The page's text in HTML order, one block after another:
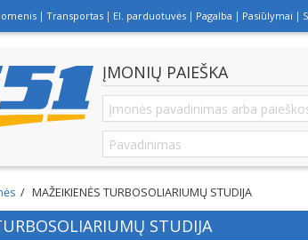
Transportas El. parduotuvės Pagalba Pasiūlymai
ĮMONIŲ PAIEŠKA
MAŽEIKIENĖS TURBOSOLIARIUMŲ STUDIJA
STUDIJA